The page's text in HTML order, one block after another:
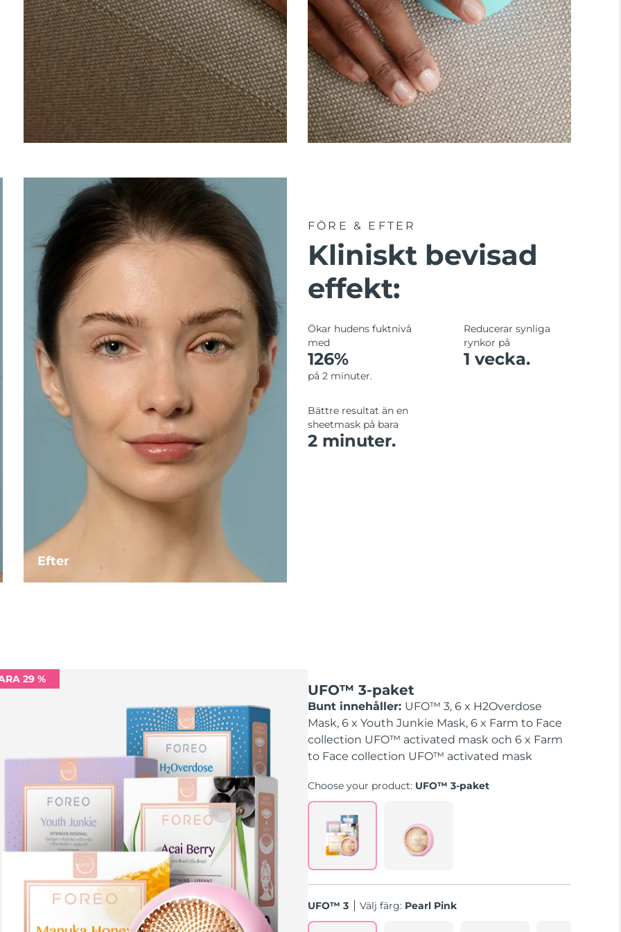
Efter
FÖRE & EFTER
Kliniskt bevisad
effekt:
Ökar hudens fuktnivå
med
126%
på 2 minuter.
Reducerar synliga
rynkor på
1 vecka.
Bättre resultat än en
sheetmask på bara
2 minuter.
29 %
UFO™ 3-paket
Bunt innehåller: UFO™ 3, 6 x H2Overdose
Mask, 6 x Youth Junkie Mask, 6 x Farm to Face
collection UFO™ activated mask och 6 x Farm
to Face collection UFO™ activated mask
Choose your product: UFO™ 3-paket
UFO™ 3 Välj färg: Pearl Pink